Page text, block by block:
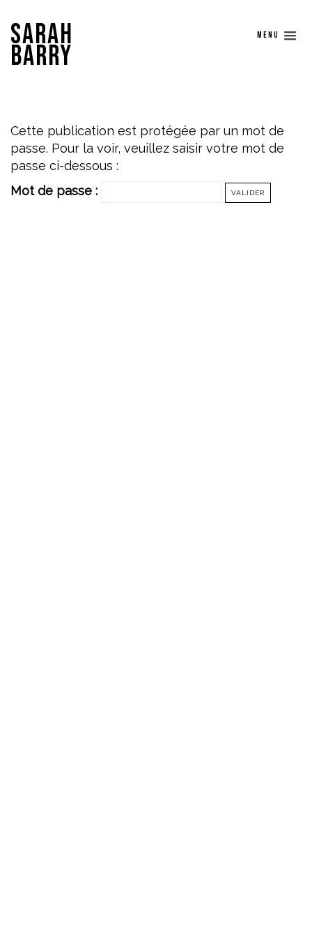
MENU
SARAH
BARRY
Cette publication est protégée par un mot de
passe. Pour la voir, veuillez saisir votre mot de
passe ci-dessous :
Mot de passe :